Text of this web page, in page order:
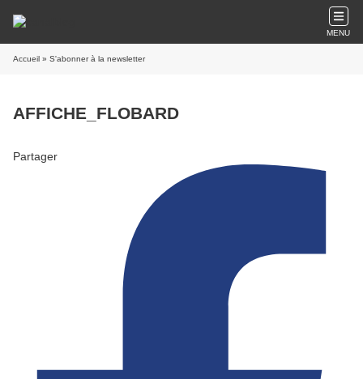
MENU
Accueil » S'abonner à la newsletter
AFFICHE_FLOBARD
Partager